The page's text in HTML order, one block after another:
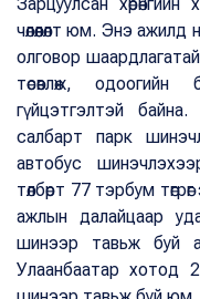
Зарцуулсан
чөлөөлөлт юм. Энэ ажилд
олговор
төсөвлөж,
гүйцэтгэлтэй
салбарт парк
автобус
төлбөрт 77 тэрбум
ажлын далайцаар
шинээр тавьж буй
Улаанбаатар хотод